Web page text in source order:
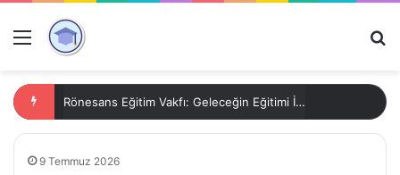
Menü
Rönesans Eğitim Vakfı: Geleceğin Eğitimi İçin Yenilikçi Yaklaşımlar
9 Temmuz 2026